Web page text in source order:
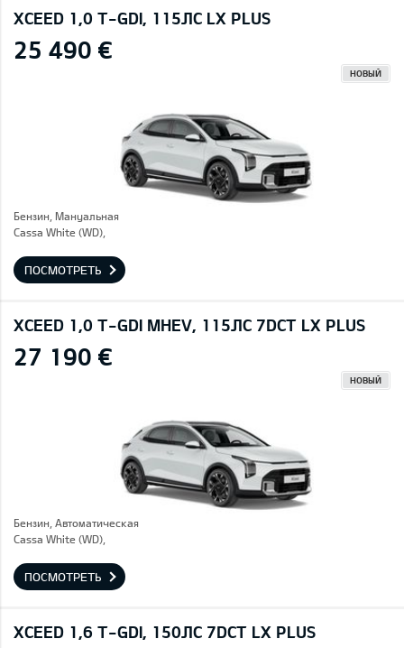
XCEED 1,0 T-GDI, 115ЛС LX PLUS
25 490 €
НОВЫЙ
Бензин, Mануальная
Cassa White (WD),
ПОСМОТРЕТЬ
XCEED 1,0 T-GDI MHEV, 115ЛС 7DCT LX PLUS
27 190 €
НОВЫЙ
Бензин, Автоматическая
Cassa White (WD),
ПОСМОТРЕТЬ
XCEED 1,6 T-GDI, 150ЛС 7DCT LX PLUS